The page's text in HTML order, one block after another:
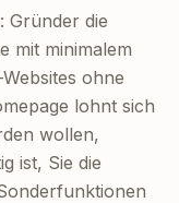
Gründer die
mit minimalem
ohne
lohnt sich
wollen,
ist, Sie die